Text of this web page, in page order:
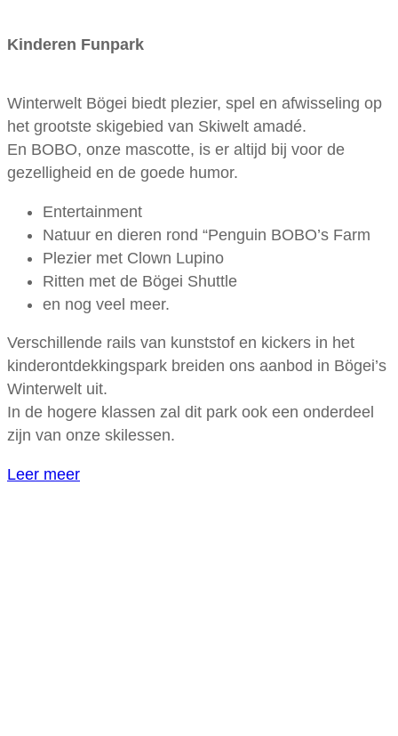
Kinderen Funpark
Winterwelt Bögei biedt plezier, spel en afwisseling op
het grootste skigebied van Skiwelt amadé.
En BOBO, onze mascotte, is er altijd bij voor de
gezelligheid en de goede humor.
Entertainment
Natuur en dieren rond “Penguin BOBO’s Farm
Plezier met Clown Lupino
Ritten met de Bögei Shuttle
en nog veel meer.
Verschillende rails van kunststof en kickers in het
kinderontdekkingspark breiden ons aanbod in Bögei’s
Winterwelt uit.
In de hogere klassen zal dit park ook een onderdeel
zijn van onze skilessen.
Leer meer